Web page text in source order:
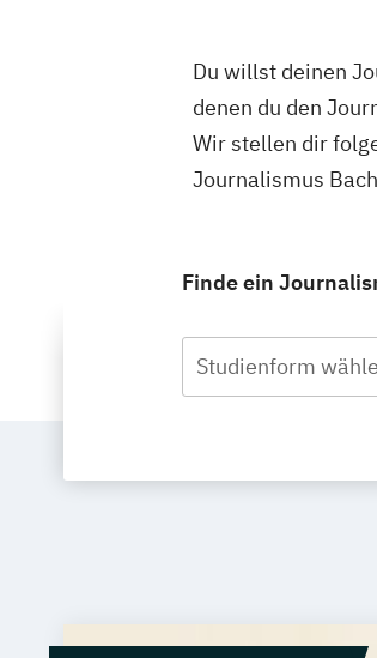
Du willst deinen
denen du den
Wir stellen dir
Journalismus
Finde ein
Studienform